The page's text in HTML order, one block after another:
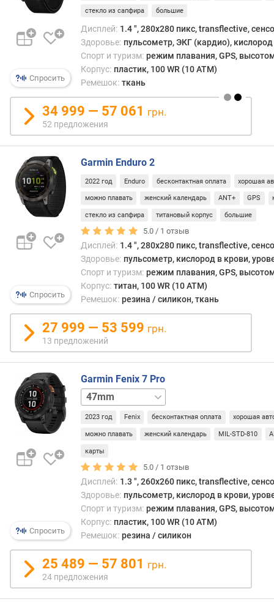
о
и
х
е
ш
е
в
ы
м
п
о
о
т
ы
в
п
о
д
а
т
е
д
о
б
а
в
е
н
о
к
л
Спросить
стекло из сапфира большие
Дисплей: 1.4 ", 280x280 пикс, transflective,
Здоровье: пульсометр, ЭКГ (кардио), кислород
Спорт и туризм: режим плавания, GPS,
Корпус: пластик, 100 WR (10 ATM)
Ремешок: ткань
34 999 — 57 061 грн.
52 предложения
Спросить
Garmin Enduro 2
2022 год Enduro бесконтактная оплата хорошая
можно плавать женский календарь ANT+ GPS
стекло из сапфира титановый корпус большие
5.0 / 1 отзыв
Дисплей: 1.4 ", 280x280 пикс, transflective,
Здоровье: пульсометр, кислород в крови,
Спорт и туризм: режим плавания, GPS,
Корпус: титан, 100 WR (10 ATM)
Ремешок: резина / силикон, ткань
27 999 — 53 599 грн.
13 предложений
Спросить
Garmin Fenix 7 Pro
47mm
сапфир
2023 год Fenix бесконтактная оплата хорошая
можно плавать женский календарь MIL-STD-810
карты
5.0 / 1 отзыв
Дисплей: 1.3 ", 260x260 пикс, transflective,
Здоровье: пульсометр, кислород в крови,
Спорт и туризм: режим плавания, GPS,
Корпус: пластик, 100 WR (10 ATM)
Ремешок: резина / силикон
25 489 — 57 801 грн.
24 предложения